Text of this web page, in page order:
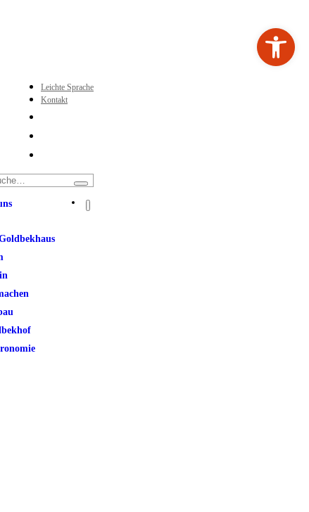
Leichte Sprache
Kontakt